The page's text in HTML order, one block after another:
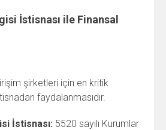
İstisnası ile Finansal
şirketleri için en kritik
faydalanmasıdır.
İstisnası: 5520 sayılı Kurumlar